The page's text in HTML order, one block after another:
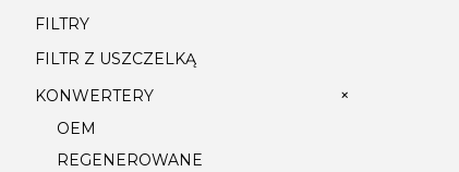
FILTRY
FILTR Z USZCZELKĄ
KONWERTERY
+
OEM
REGENEROWANE